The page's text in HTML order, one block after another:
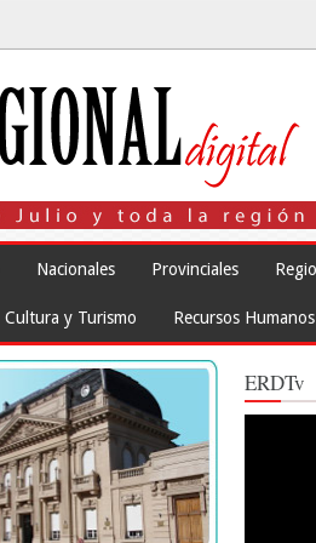
Nacionales Provinciales
Cultura y Turismo Recursos Humanos
ERDTv